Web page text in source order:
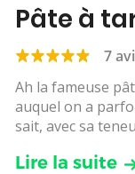
Pâte à
7
Ah la fameuse
auquel on a
sait, avec sa
Lire la suite